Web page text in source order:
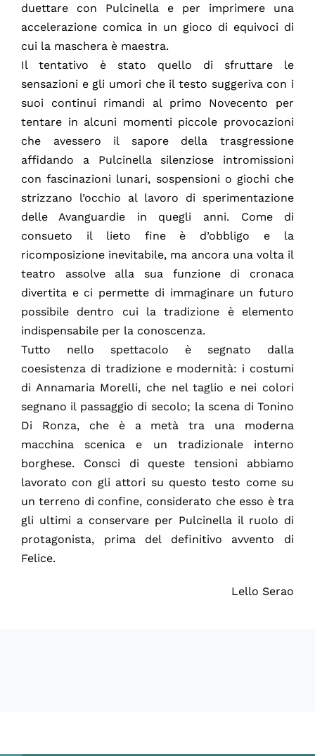
duettare con Pulcinella e per imprimere una
accelerazione comica in un gioco di equivoci di
cui la maschera è maestra.
Il tentativo è stato quello di sfruttare le
sensazioni e gli umori che il testo suggeriva con i
suoi continui rimandi al primo Novecento per
tentare in alcuni momenti piccole provocazioni
che avessero il sapore della trasgressione
affidando a Pulcinella silenziose intromissioni
con fascinazioni lunari, sospensioni o giochi che
strizzano l’occhio al lavoro di sperimentazione
delle Avanguardie in quegli anni. Come di
consueto il lieto fine è d’obbligo e la
ricomposizione inevitabile, ma ancora una volta il
teatro assolve alla sua funzione di cronaca
divertita e ci permette di immaginare un futuro
possibile dentro cui la tradizione è elemento
indispensabile per la conoscenza.
Tutto nello spettacolo è segnato dalla
coesistenza di tradizione e modernità: i costumi
di Annamaria Morelli, che nel taglio e nei colori
segnano il passaggio di secolo; la scena di Tonino
Di Ronza, che è a metà tra una moderna
macchina scenica e un tradizionale interno
borghese. Consci di queste tensioni abbiamo
lavorato con gli attori su questo testo come su
un terreno di confine, considerato che esso è tra
gli ultimi a conservare per Pulcinella il ruolo di
protagonista, prima del definitivo avvento di
Felice.
Lello Serao